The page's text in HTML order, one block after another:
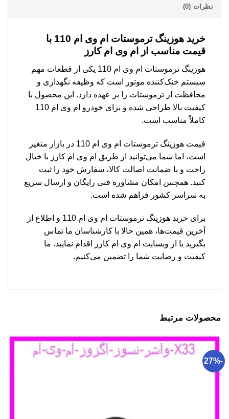
نظرات (0)
خرید هوزینگ ترموستات ام وی ام 110 با
قیمت مناسب از ام وی ام کارز
هوزینگ ترموستات ام وی ام 110 یکی از قطعات مهم
سیستم خنک‌کننده موتور است که وظیفه نگهداری و
محافظت از ترموستات را بر عهده دارد. این محصول با
کیفیت بالا طراحی شده و برای خودرو ام وی ام 110
کاملاً مناسب است.
قیمت هوزینگ ترموستات ام وی ام 110 در بازار متغیر
است، اما شما می‌توانید از طریق ام وی ام کارز با خیال
راحت و با ضمانت اصالت کالا، سفارش خود را ثبت
کنید. همچنین امکان مشاوره فنی رایگان و ارسال سریع
به سراسر کشور فراهم شده است.
برای خرید هوزینگ ترموستات ام وی ام 110 و اطلاع از
آخرین قیمت‌ها، همین حالا با کارشناسان ما تماس
بگیرید یا از وبسایت ام وی ام کارز اقدام نمایید. ما
کیفیت و رضایت شما را تضمین می‌کنیم.
محصولات مرتبط
-27%